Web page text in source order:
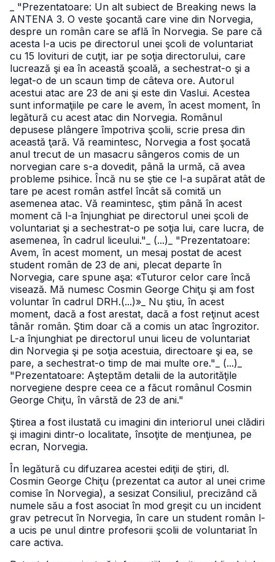
_ "Prezentatoare: Un alt subiect de Breaking news la
ANTENA 3. O veste şocantă care vine din Norvegia,
despre un român care se află în Norvegia. Se pare că
acesta l-a ucis pe directorul unei şcoli de voluntariat
cu 15 lovituri de cuţit, iar pe soţia directorului, care
lucrează şi ea în această şcoală, a sechestrat-o şi a
legat-o de un scaun timp de câteva ore. Autorul
acestui atac are 23 de ani şi este din Vaslui. Acestea
sunt informaţiile pe care le avem, în acest moment, în
legătură cu acest atac din Norvegia. Românul
depusese plângere împotriva şcolii, scrie presa din
această ţară. Vă reamintesc, Norvegia a fost şocată
anul trecut de un masacru sângeros comis de un
norvegian care s-a dovedit, până la urmă, că avea
probleme psihice. Încă nu se ştie ce l-a supărat atât de
tare pe acest român astfel încât să comită un
asemenea atac. Vă reamintesc, ştim până în acest
moment că l-a înjunghiat pe directorul unei şcoli de
voluntariat şi a sechestrat-o pe soţia lui, care lucra, de
asemenea, în cadrul liceului." _ (...) _ "Prezentatoare:
Avem, în acest moment, un mesaj postat de acest
student român de 23 de ani, plecat departe în
Norvegia, care spune aşa: «Tuturor celor care încă
visează. Mă numesc Cosmin George Chiţu şi am fost
voluntar în cadrul DRH.(...)» _ Nu ştiu, în acest
moment, dacă a fost arestat, dacă a fost reţinut acest
tânăr român. Ştim doar că a comis un atac îngrozitor.
L-a înjunghiat pe directorul unui liceu de voluntariat
din Norvegia şi pe soţia acestuia, directoare şi ea, se
pare, a sechestrat-o timp de mai multe ore." _ (...)
"Prezentatoare: Aşteptăm detalii de la autorităţile
norvegiene despre ceea ce a făcut românul Cosmin
George Chiţu, în vârstă de 23 de ani."
Ştirea a fost ilustată cu imagini din interiorul unei clădiri
şi imagini dintr-o localitate, însoţite de menţiunea, pe
ecran, Norvegia.
În legătură cu difuzarea acestei ediţii de ştiri, dl.
Cosmin George Chiţu (prezentat ca autor al unei crime
comise în Norvegia), a sesizat Consiliul, precizând că
numele său a fost asociat în mod greşit cu un incident
grav petrecut în Norvegia, în care un student român l-
a ucis pe unul dintre profesorii şcolii de voluntariat în
care activa.